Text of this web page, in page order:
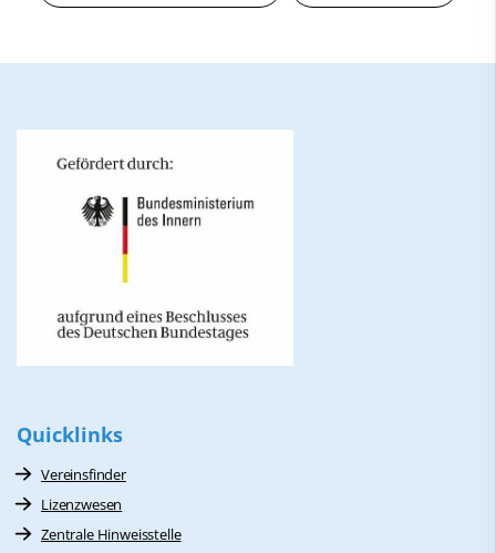
Quicklinks
Vereinsfinder
Lizenzwesen
Zentrale Hinweisstelle